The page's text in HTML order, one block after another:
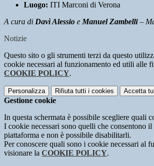
Luogo: ITI Marconi di Verona
A cura di Davì Alessio e Manuel Zambelli–
Notizie
Questo sito o gli strumenti terzi da questo
cookie necessari al funzionamento ed utili alle
COOKIE POLICY.
Personalizza Rifiuta tutti i cookies Accetta
Gestione cookie
In questa schermata è possibile scegliere quali
I cookie necessari sono quelli che consentono
piattaforma e non è possibile disabilitarli.
Per conoscere quali sono i cookie necessari al
visionare la COOKIE POLICY.